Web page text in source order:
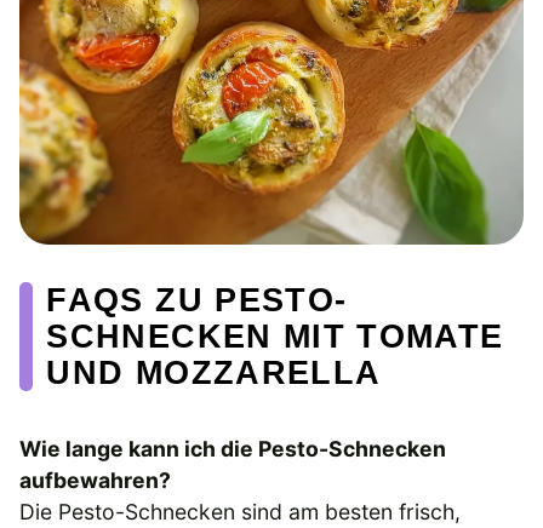
FAQS ZU PESTO-
SCHNECKEN MIT TOMATE
UND MOZZARELLA
Wie lange kann ich die Pesto-Schnecken
aufbewahren?
Die Pesto-Schnecken sind am besten frisch,